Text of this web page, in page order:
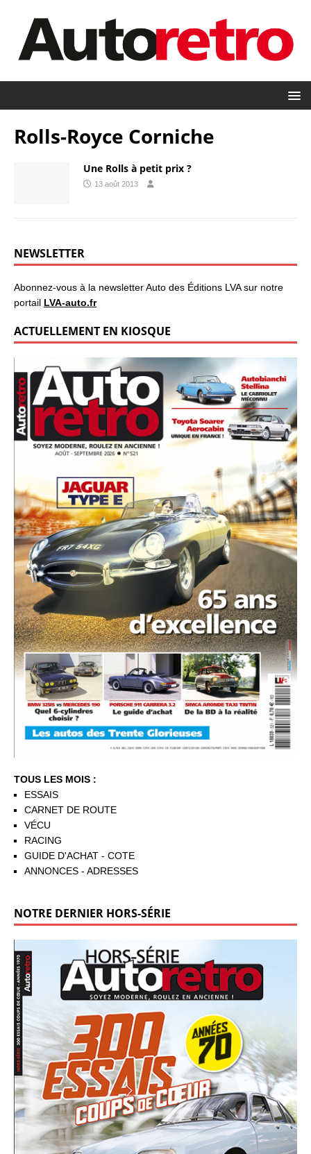
Rolls-Royce Corniche
Une Rolls à petit prix ?
13 août 2013
NEWSLETTER
Abonnez-vous à la newsletter Auto des Éditions LVA sur notre
portail LVA-auto.fr
ACTUELLEMENT EN KIOSQUE
TOUS LES MOIS :
ESSAIS
CARNET DE ROUTE
VÉCU
RACING
GUIDE D'ACHAT - COTE
ANNONCES - ADRESSES
NOTRE DERNIER HORS-SÉRIE